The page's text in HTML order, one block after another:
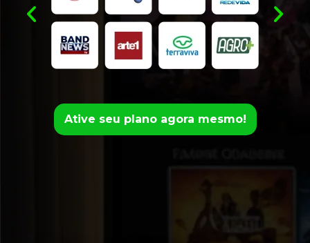
Ative seu plano agora mesmo!